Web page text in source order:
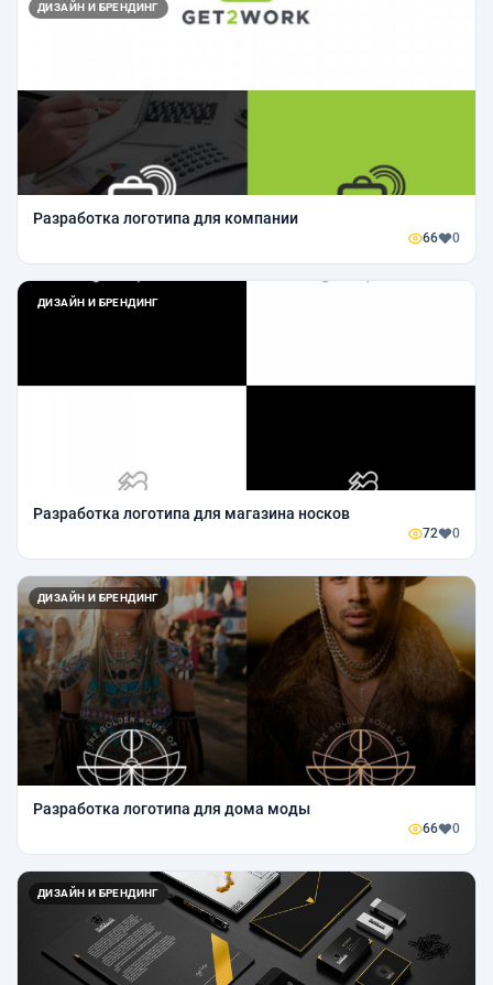
ДИЗАЙН И БРЕНДИНГ
Разработка логотипа для компании
66 0
ДИЗАЙН И БРЕНДИНГ
Разработка логотипа для магазина носков
72 0
ДИЗАЙН И БРЕНДИНГ
Разработка логотипа для дома моды
66 0
ДИЗАЙН И БРЕНДИНГ